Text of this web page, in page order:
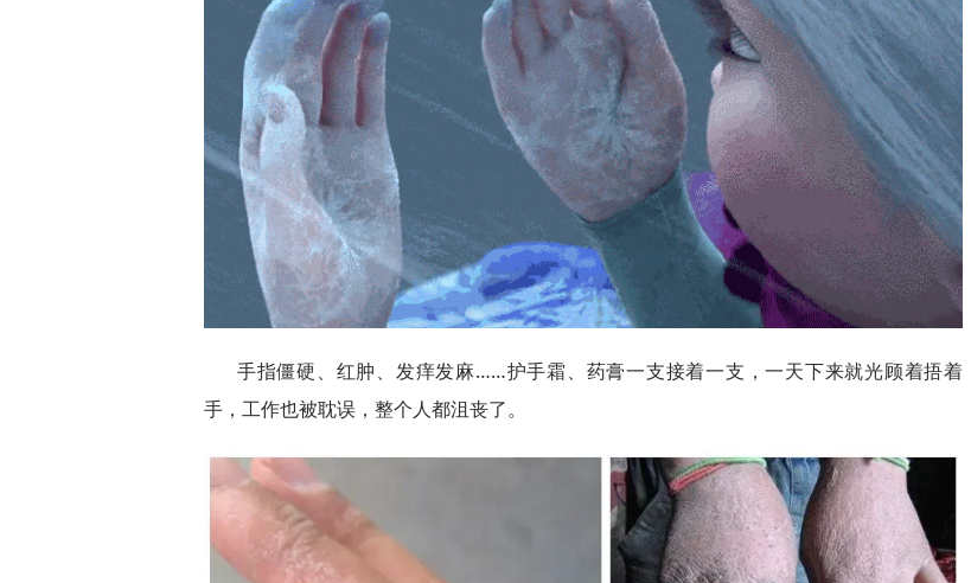
手指僵硬、红肿、发痒发麻……护手霜、药膏一支接着一支，一天下来就光顾着捂着
手，工作也被耽误，整个人都沮丧了。